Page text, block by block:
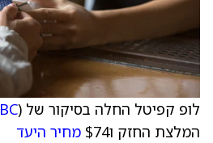
לופ קפיטל החלה בסיקור של Brunswick ( BC
המלצת החזק ו$74
מחיר היעד